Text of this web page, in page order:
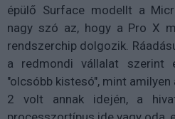
épülő Surface modellt a
nagy szó az, hogy a Pro X
rendszerchip dolgozik.
a redmondi vállalat szerint
"olcsóbb kistesó", mint
2 volt annak idején, a